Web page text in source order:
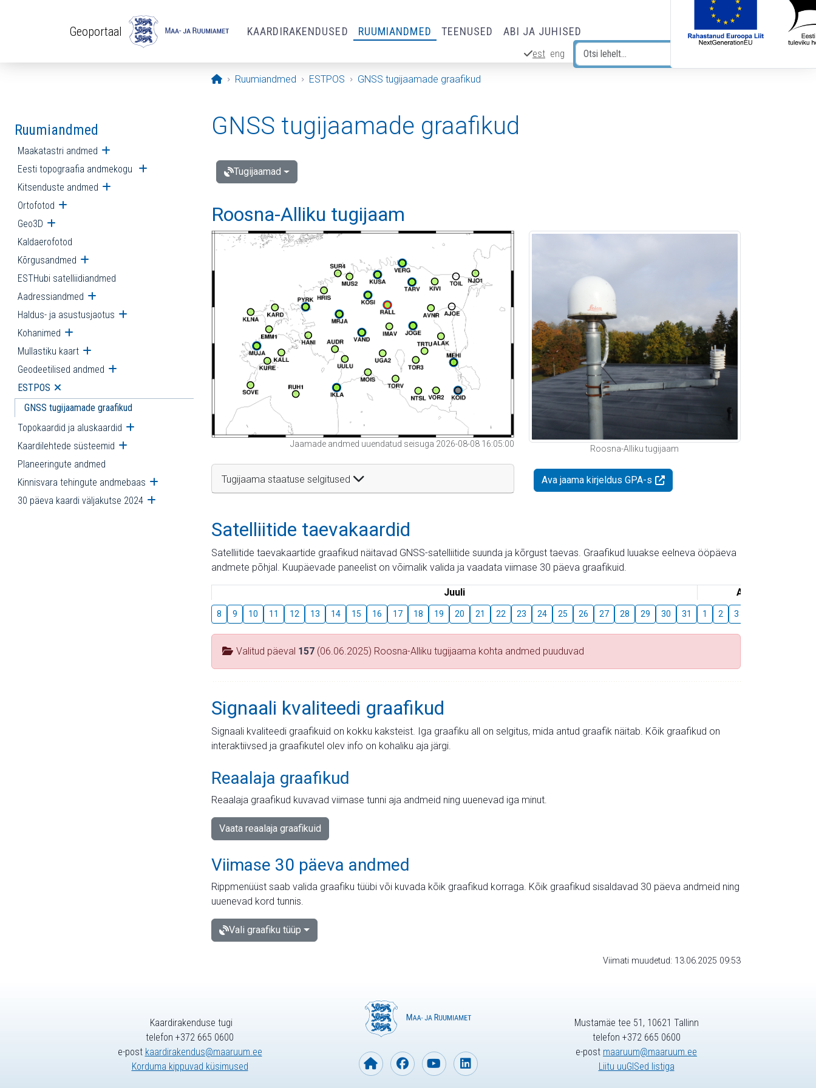
Geoportaal KAARDIRAKENDUSED RUUMIANDMED TEENUSED ABI JA JUHISED
est eng
Avaleht
Ruumiandmed ESTPOS GNSS tugijaamade graafikud
Ruumiandmed
Maakatastri andmed Ava alammenüü
Eesti topograafia andmekogu Ava alammenüü
Kitsenduste andmed Ava alammenüü
Ortofotod Ava alammenüü
Geo3D Ava alammenüü
Kaldaerofotod
Kõrgusandmed Ava alammenüü
ESTHubi satelliidiandmed
Aadressiandmed Ava alammenüü
Haldus- ja asustusjaotus Ava alammenüü
Kohanimed Ava alammenüü
Mullastiku kaart Ava alammenüü
Geodeetilised andmed Ava alammenüü
ESTPOS Ava alammenüü
GNSS tugijaamade graafikud
Topokaardid ja aluskaardid Ava alammenüü
Kaardilehtede süsteemid Ava alammenüü
Planeeringute andmed
Kinnisvara tehingute andmebaas Ava alammenüü
30 päeva kaardi väljakutse 2024 Ava alammenüü
GNSS tugijaamade graafikud
Tugijaamad
Roosna-Alliku tugijaam
Jaamade andmed uuendatud seisuga 2026-08-08 16:05:00
Tugijaama staatuse selgitused
Roosna-Alliku tugijaam
Ava jaama kirjeldus GPA-s
Satelliitide taevakaardid
Satelliitide taevakaartide graafikud näitavad GNSS-satelliitide suunda ja kõrgust taevas. Graafikud luuakse eelneva ööpäeva
andmete põhjal. Kuupäevade paneelist on võimalik valida ja vaadata viimase 30 päeva graafikuid.
Juuli August
8 9 10 11 12 13 14 15 16 17 18 19 20 21 22 23 24 25 26 27 28 29 30 31 1 2 3
Valitud päeval 157 (06.06.2025) Roosna-Alliku tugijaama kohta andmed puuduvad
Signaali kvaliteedi graafikud
Signaali kvaliteedi graafikuid on kokku kaksteist. Iga graafiku all on selgitus, mida antud graafik näitab. Kõik graafikud on
interaktiivsed ja graafikutel olev info on kohaliku aja järgi.
Reaalaja graafikud
Reaalaja graafikud kuvavad viimase tunni aja andmeid ning uuenevad iga minut.
Vaata reaalaja graafikuid
Viimase 30 päeva andmed
Rippmenüüst saab valida graafiku tüübi või kuvada kõik graafikud korraga. Kõik graafikud sisaldavad 30 päeva andmeid ning
uuenevad kord tunnis.
Vali graafiku tüüp
Viimati muudetud: 13.06.2025 09:53
Kaardirakenduse tugi
telefon +372 665 0600
e-post kaardirakendus@maaruum.ee
Korduma kippuvad küsimused
Mustamäe tee 51, 10621 Tallinn
telefon +372 665 0600
e-post maaruum@maaruum.ee
Liitu uuGISed listiga